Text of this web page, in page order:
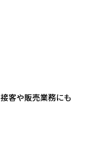
接客や販売業務にも